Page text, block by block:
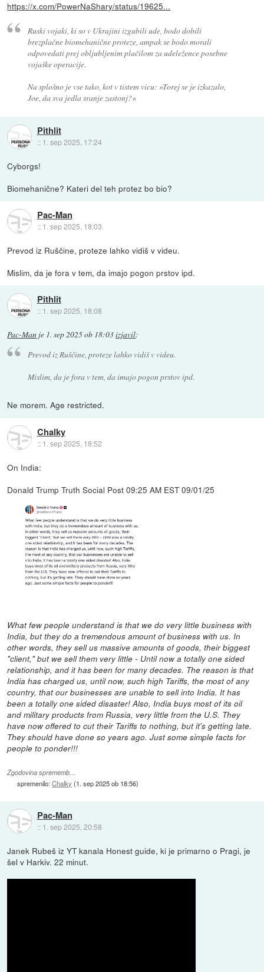
https://x.com/PowerNaShary/status/19625...
Ruski vojaki, ki so v Ukrajini izgubili ude, bodo dobili
brezplačne biomehanične proteze, ampak se bodo morali
odpovedati prej obljubljenim plačilom za udeležence posebne
vojaške operacije.
Na splošno je vse tako, kot v tistem vicu: »Torej se je izkazalo,
Joe, da sva jedla sranje zastonj?«
Pithlit
:: 1. sep 2025, 17:24
Cyborgs!
Biomehanične? Kateri del teh protez bo bio?
Pac-Man
:: 1. sep 2025, 18:03
Prevod iz Ruščine, proteze lahko vidiš v videu.
Mislim, da je fora v tem, da imajo pogon prstov ipd.
Pithlit
:: 1. sep 2025, 18:08
Pac-Man je 1. sep 2025 ob 18:03izjavil:
Prevod iz Ruščine, proteze lahko vidiš v videu.
Mislim, da je fora v tem, da imajo pogon prstov ipd.
Ne morem. Age restricted.
Chalky
:: 1. sep 2025, 18:52
On India:
Donald Trump Truth Social Post 09:25 AM EST 09/01/25
What few people understand is that we do very little business with
India, but they do a tremendous amount of business with us. In
other words, they sell us massive amounts of goods, their biggest
"client," but we sell them very little - Until now a totally one sided
relationship, and it has been for many decades. The reason is that
India has charged us, until now, such high Tariffs, the most of any
country, that our businesses are unable to sell into India. It has
been a totally one sided disaster! Also, India buys most of its oil
and military products from Russia, very little from the U.S. They
have now offered to cut their Tariffs to nothing, but it's getting late.
They should have done so years ago. Just some simple facts for
people to ponder!!!
Zgodovina sprememb…
spremenilo:Chalky (1. sep 2025 ob 18:56)
Pac-Man
:: 1. sep 2025, 20:58
Janek Rubeš iz YT kanala Honest guide, ki je primarno o Pragi, je
šel v Harkiv. 22 minut.